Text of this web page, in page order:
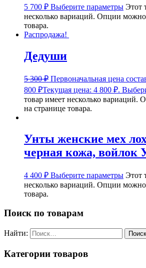
5 700 ₽ Выберите параметры Этот
несколько вариаций. Опции
товара.
Распродажа!
Дедуши
5 300₽ Первоначальная цена
800 ₽Текущая цена: 4 800 ₽.
товар имеет несколько
на странице товара.
Унты женские мех
черная кожа, войлок
4 400 ₽ Выберите параметры Этот
несколько вариаций. Опции
товара.
Поиск по товарам
Найти:
Категории товаров